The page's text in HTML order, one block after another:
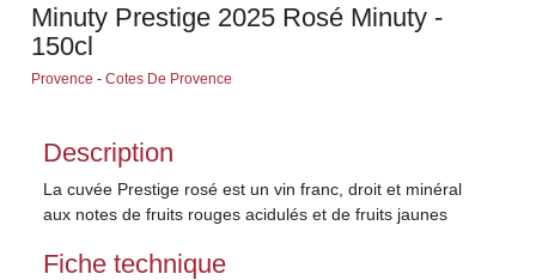
Minuty Prestige 2025 Rosé Minuty -
150cl
Provence -Cotes De Provence
Description
La cuvée Prestige rosé est un vin franc, droit et minéral
aux notes de fruits rouges acidulés et de fruits jaunes
Fiche technique